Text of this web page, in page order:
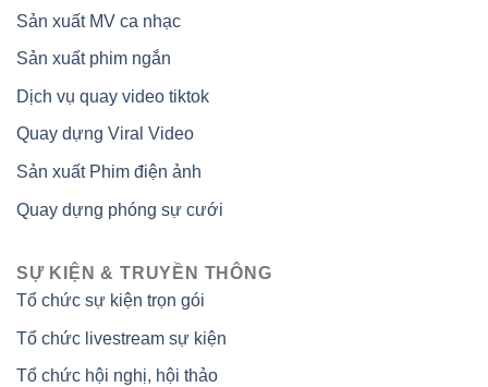
Sản xuất MV ca nhạc
Sản xuất phim ngắn
Dịch vụ quay video tiktok
Quay dựng Viral Video
Sản xuất Phim điện ảnh
Quay dựng phóng sự cưới
SỰ KIỆN & TRUYỀN THÔNG
Tổ chức sự kiện trọn gói
Tổ chức livestream sự kiện
Tổ chức hội nghị, hội thảo